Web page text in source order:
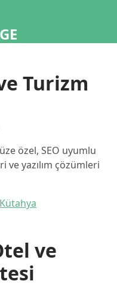
Turizm
özel, SEO uyumlu
ve yazılım çözümleri
Kütahya
ve